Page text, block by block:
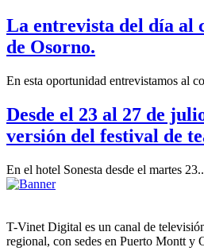
La entrevista del día al
de Osorno.
En esta oportunidad entrevistamos al
Desde el 23 al 27 de
versión del festival de
En el hotel Sonesta desde el martes
T-Vinet Digital es un canal de
regional, con sedes en Puerto Montt y